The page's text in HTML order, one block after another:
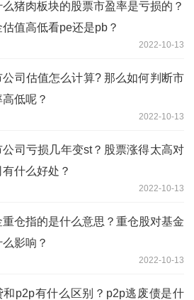
么猪肉板块的股票市盈率是亏损的？
估值高低看pe还是pb？
2022-10-13
公司估值怎么计算? 那么如何判断市
低呢？
2022-10-13
公司亏损几年变st？股票涨得太高对
什么好处？
2022-10-13
重仓指的是什么意思？重仓股对基金
影响？
2022-10-13
和p2p有什么区别？p2p逃废债是什